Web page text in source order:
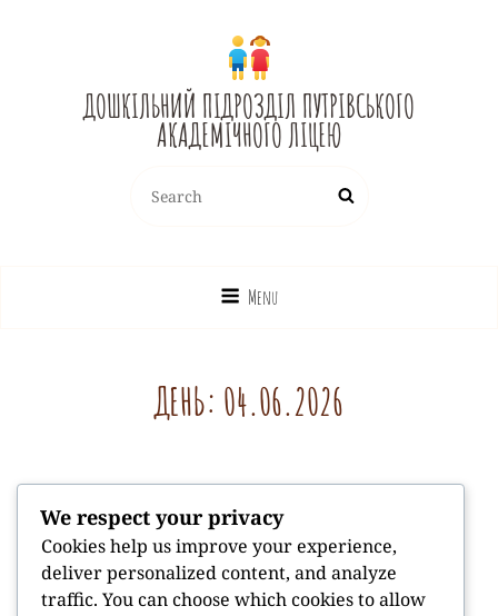
ДОШКІЛЬНИЙ ПІДРОЗДІЛ ПУТРІВСЬКОГО
АКАДЕМІЧНОГО ЛІЦЕЮ
for:
Search
Menu
ДЕНЬ: 04.06.2026
Hello World!
By
Admin
Коментар
Posted
On
4 Червня, 2026 By
Admin
We respect your privacy
Cookies help us improve your experience,
deliver personalized content, and analyze
traffic. You can choose which cookies to allow